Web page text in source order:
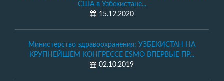
США в Узбекистане...
15.12.2020
Министерство здравоохранения: УЗБЕКИСТАН НА
КРУПНЕЙШЕМ КОНГРЕССЕ ESMO ВПЕРВЫЕ ПР...
02.10.2019